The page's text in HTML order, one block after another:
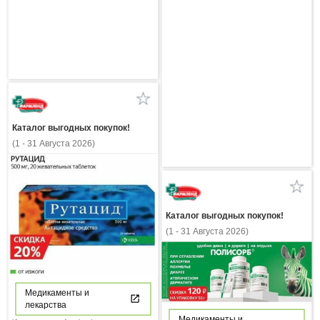
Каталог выгодных покупок!
(1 - 31 Августа 2026)
Медикаменты и
лекарства
Каталог выгодных покупок!
(1 - 31 Августа 2026)